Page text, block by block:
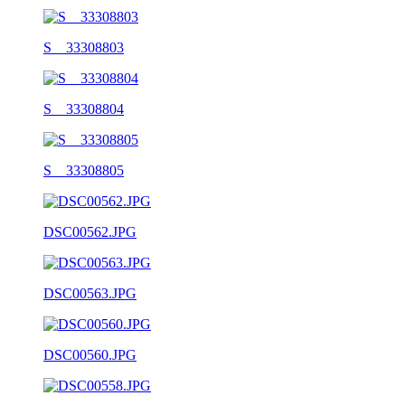
S__33308803
S__33308804
S__33308805
DSC00562.JPG
DSC00563.JPG
DSC00560.JPG